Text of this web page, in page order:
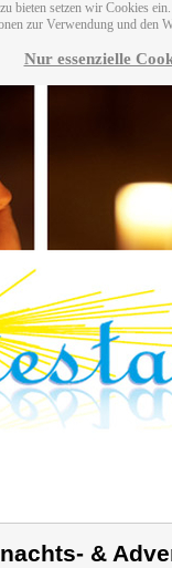
bieten setzen wir Cookies
zur Verwendung und den
Nur essenzielle
&